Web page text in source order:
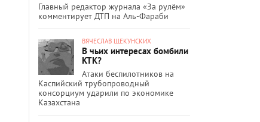
Главный редактор журнала «За рулём»
комментирует ДТП на Аль-Фараби
ВЯЧЕСЛАВ ЩЕКУНСКИХ
В чьих интересах бомбили
КТК?
Атаки беспилотников на
Каспийский трубопроводный
консорциум ударили по экономике
Казахстана